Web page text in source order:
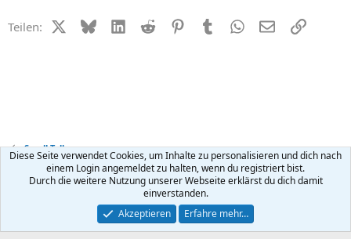
Teilen: X (Twitter)
BlueskyLinkedIn
Reddit PinterestTumblr WhatsApp
E-MailLink
Small Talk
Kontakt Nutzungsbedingungen Datenschutz Hilfe
R
Community platform by XenForo ® © 2010-2026 XenForo Ltd.
Diese Seite verwendet Cookies, um Inhalte zu personalisieren und dich nach
einem Login angemeldet zu halten, wenn du registriert bist.
Durch die weitere Nutzung unserer Webseite erklärst du dich damit
einverstanden.
Akzeptieren
Erfahre mehr…